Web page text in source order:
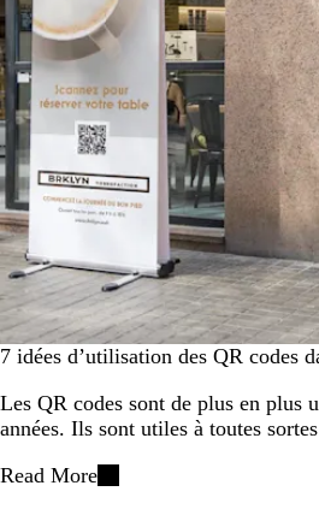
7 idées d’utilisation des QR codes
Les QR codes sont de plus en plus
années. Ils sont utiles à toutes
Read More